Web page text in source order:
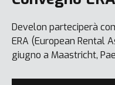
Develon parteciperà
ERA (European Rental
giugno a Maastricht,